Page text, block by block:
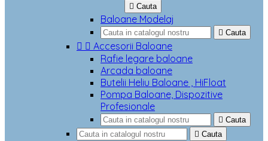
 Cauta
Baloane Modelaj
 Cauta
  Accesorii Baloane
Rafie legare baloane
Arcada baloane
Butelii Heliu Baloane , HiFloat
Pompa Baloane, Dispozitive
Profesionale
 Cauta
 Cauta